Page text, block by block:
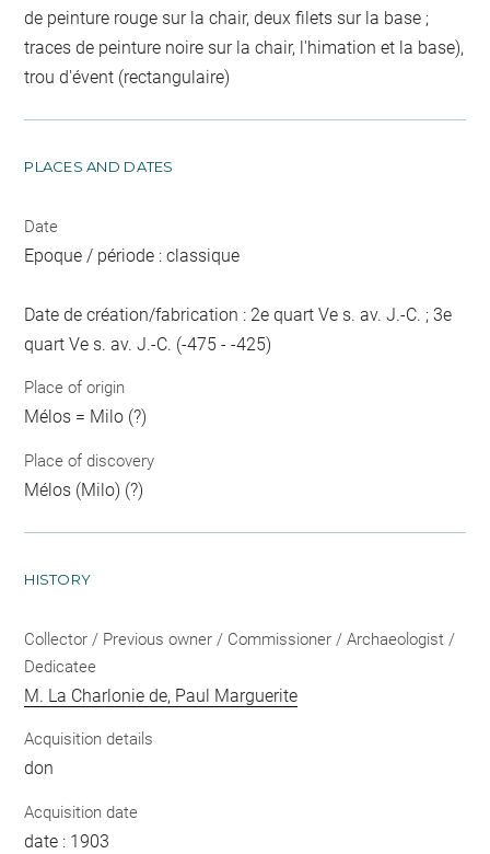
de peinture rouge sur la chair, deux filets sur la base ;
traces de peinture noire sur la chair, l'himation et la base),
trou d'évent (rectangulaire)
PLACES AND DATES
Date
Epoque / période : classique
Date de création/fabrication : 2e quart Ve s. av. J.-C. ; 3e
quart Ve s. av. J.-C. (-475 - -425)
Place of origin
Mélos = Milo (?)
Place of discovery
Mélos (Milo) (?)
HISTORY
Collector / Previous owner / Commissioner / Archaeologist /
Dedicatee
M. La Charlonie de, Paul Marguerite
Acquisition details
don
Acquisition date
date : 1903